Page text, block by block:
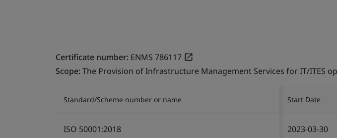
Certificate number: ENMS 786117
Scope:The Provision of Infrastructure Management Services for IT/ITES
Standard/Scheme number or name Start Date
ISO 50001:2018 2023-03-30